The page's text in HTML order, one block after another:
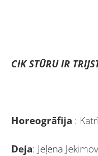
CIK STŪRU IR
Horeogrāfija :
Deja: Jeļena